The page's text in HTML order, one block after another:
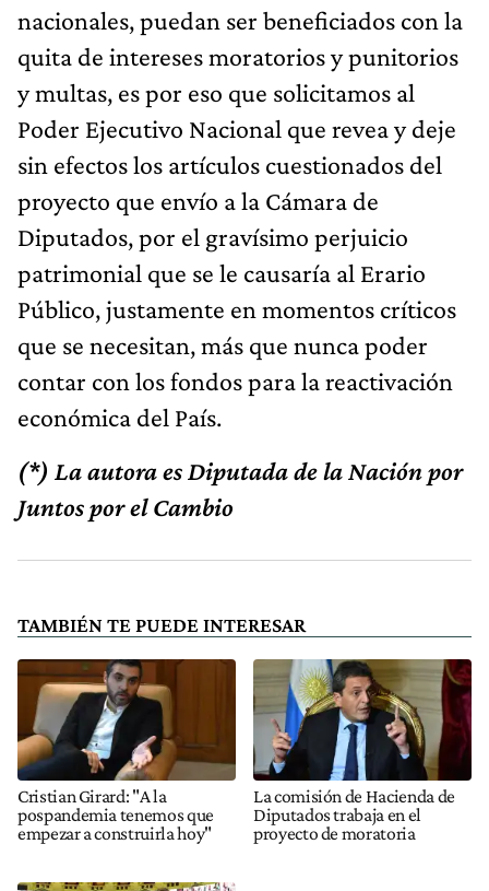
nacionales, puedan ser beneficiados con la
quita de intereses moratorios y punitorios
y multas, es por eso que solicitamos al
Poder Ejecutivo Nacional que revea y deje
sin efectos los artículos cuestionados del
proyecto que envío a la Cámara de
Diputados, por el gravísimo perjuicio
patrimonial que se le causaría al Erario
Público, justamente en momentos críticos
que se necesitan, más que nunca poder
contar con los fondos para la reactivación
económica del País.
(*) La autora es Diputada de la Nación por
Juntos por el Cambio
TAMBIÉN TE PUEDE INTERESAR
Cristian Girard: "A la
pospandemia tenemos que
empezar a construirla hoy"
La comisión de Hacienda de
Diputados trabaja en el
proyecto de moratoria